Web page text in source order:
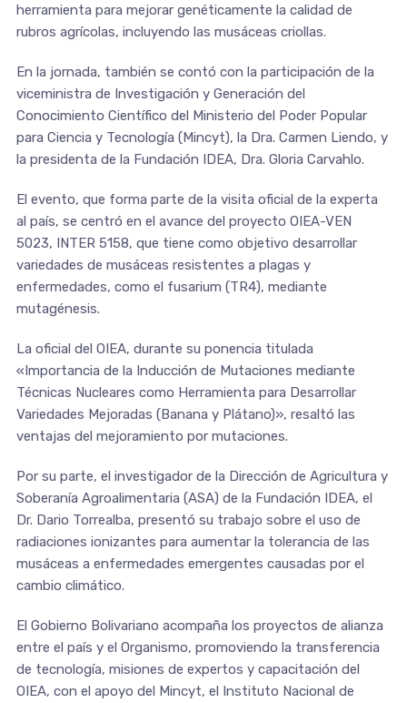
herramienta para mejorar genéticamente la calidad de
rubros agrícolas, incluyendo las musáceas criollas.
En la jornada, también se contó con la participación de la
viceministra de Investigación y Generación del
Conocimiento Científico del Ministerio del Poder Popular
para Ciencia y Tecnología (Mincyt), la Dra. Carmen Liendo, y
la presidenta de la Fundación IDEA, Dra. Gloria Carvahlo.
El evento, que forma parte de la visita oficial de la experta
al país, se centró en el avance del proyecto OIEA-VEN
5023, INTER 5158, que tiene como objetivo desarrollar
variedades de musáceas resistentes a plagas y
enfermedades, como el fusarium (TR4), mediante
mutagénesis.
La oficial del OIEA, durante su ponencia titulada
«Importancia de la Inducción de Mutaciones mediante
Técnicas Nucleares como Herramienta para Desarrollar
Variedades Mejoradas (Banana y Plátano)», resaltó las
ventajas del mejoramiento por mutaciones.
Por su parte, el investigador de la Dirección de Agricultura y
Soberanía Agroalimentaria (ASA) de la Fundación IDEA, el
Dr. Dario Torrealba, presentó su trabajo sobre el uso de
radiaciones ionizantes para aumentar la tolerancia de las
musáceas a enfermedades emergentes causadas por el
cambio climático.
El Gobierno Bolivariano acompaña los proyectos de alianza
entre el país y el Organismo, promoviendo la transferencia
de tecnología, misiones de expertos y capacitación del
OIEA, con el apoyo del Mincyt, el Instituto Nacional de